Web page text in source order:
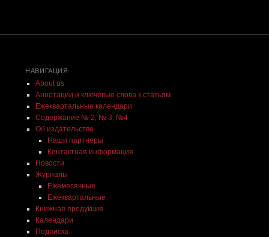
НАВИГАЦИЯ
About us
Аннотации и ключевые слова к статьям
Ежеквартальные календари
Содержание № 2, № 3, №4
Об издательстве
Наши партнеры
Контактная информация
Новости
Журналы
Ежемесячные
Ежеквартальные
Книжная продукция
Календари
Подписка